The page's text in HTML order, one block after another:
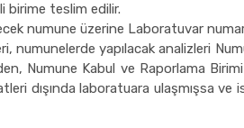
birime teslim edilir.
numune üzerine Laboratuvar
numunelerde yapılacak analizleri
Numune Kabul ve Raporlama
dışında laboratuara ulaşmışsa